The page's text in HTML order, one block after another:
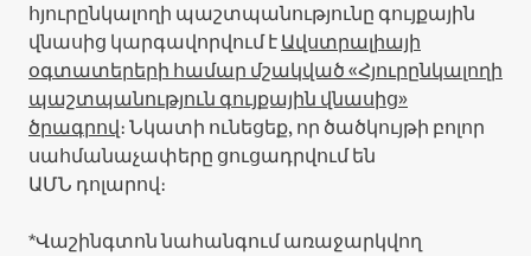
հյուրընկալողի պաշտպանությունը գույքային
վնասից կարգավորվում էԱվստրալիայի
օգտատերերի համար մշակված «Հյուրընկալողի
պաշտպանություն գույքային վնասից»
ծրագրով։ Նկատի ունեցեք, որ ծածկույթի բոլոր
սահմանաչափերը ցուցադրվում են
ԱՄՆ դոլարով։
*Վաշինգտոն նահանգում առաջարկվող